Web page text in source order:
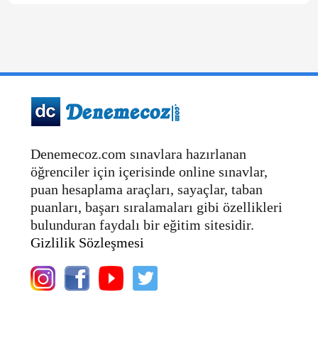
Denemecoz.com sınavlara hazırlanan
öğrenciler için içerisinde online sınavlar,
puan hesaplama araçları, sayaçlar, taban
puanları, başarı sıralamaları gibi özellikleri
bulunduran faydalı bir eğitim sitesidir.
Gizlilik Sözleşmesi